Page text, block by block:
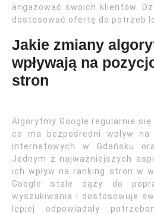
angażować swoich klientów.
dostosować ofertę do potrzeb
Jakie zmiany
wpływają na
stron
Algorytmy Google regularnie
co ma bezpośredni wpływ na
internetowych w Gdańsku
Jednym z najważniejszych
ich wpływ na ranking stron w
Google stale dąży do
wyszukiwania i dostosowuje
lepiej odpowiadały